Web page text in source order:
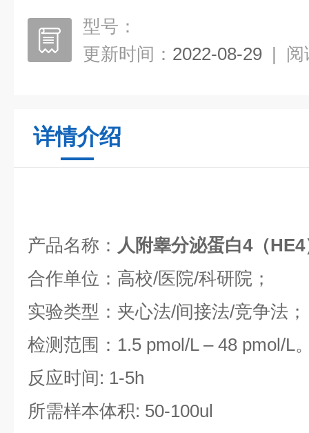
型号：
更新时间： 2022-08-29 | 阅
详情介绍
产品名称： 人附睾分泌蛋白4（
合作单位：高校/医院/科研院；
实验类型：夹心法/间接法/竞争法；
检测范围：1.5 pmol/L – 48 pmol/L
反应时间: 1-5h
所需样本体积: 50-100ul